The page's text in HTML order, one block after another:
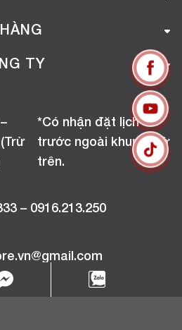
TY
*Có nhận đặt lịch
trước ngoài khung giờ
trên.
– 0916.213.250